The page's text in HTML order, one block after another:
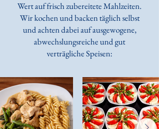
Wert auf frisch zubereitete Mahlzeiten.
Wir kochen und backen täglich selbst
und achten dabei auf ausgewogene,
abwechslungsreiche und gut
verträgliche Speisen: